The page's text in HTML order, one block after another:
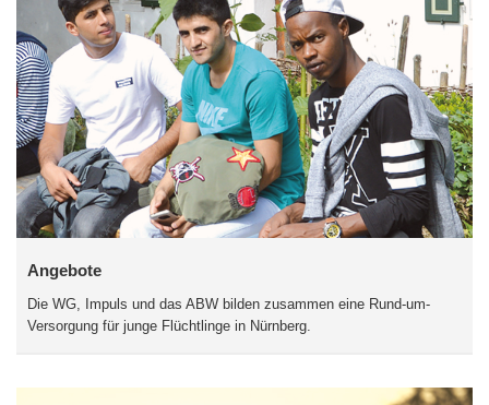
Angebote
Die WG, Impuls und das ABW bilden zusammen eine Rund-um-
Versorgung für junge Flüchtlinge in Nürnberg.